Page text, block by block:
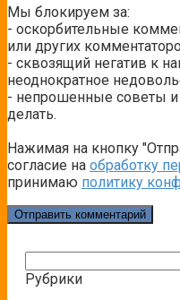
Мы блокируем за:
- оскорбительные
или других
- сквозящий негатив к
неоднократное
- непрошенные советы и
делать.
Нажимая на кнопку
согласие на обработку
принимаю политику
Рубрики